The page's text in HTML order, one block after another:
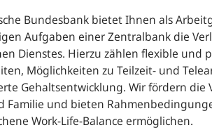
Bundesbank bietet Ihnen als
Aufgaben einer Zentralbank die
Dienstes. Hierzu zählen flexible und
Möglichkeiten zu Teilzeit- und
Gehaltsentwicklung. Wir fördern die
Familie und bieten
Work-Life-Balance ermöglichen.